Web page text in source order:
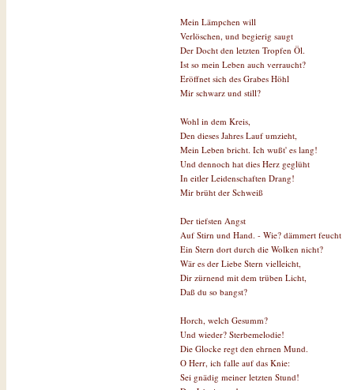
Mein Lämpchen will
Verlöschen, und begierig saugt
Der Docht den letzten Tropfen Öl.
Ist so mein Leben auch verraucht?
Eröffnet sich des Grabes Höhl
Mir schwarz und still?
Wohl in dem Kreis,
Den dieses Jahres Lauf umzieht,
Mein Leben bricht. Ich wußt' es lang!
Und dennoch hat dies Herz geglüht
In eitler Leidenschaften Drang!
Mir brüht der Schweiß
Der tiefsten Angst
Auf Stirn und Hand. - Wie? dämmert feucht
Ein Stern dort durch die Wolken nicht?
Wär es der Liebe Stern vielleicht,
Dir zürnend mit dem trüben Licht,
Daß du so bangst?
Horch, welch Gesumm?
Und wieder? Sterbemelodie!
Die Glocke regt den ehrnen Mund.
O Herr, ich falle auf das Knie:
Sei gnädig meiner letzten Stund!